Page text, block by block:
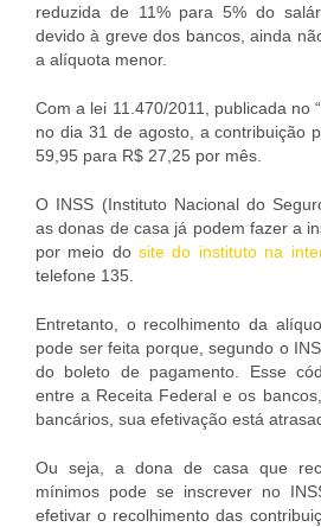
reduzida de 11% para 5% do
devido à greve dos bancos, ainda
a alíquota menor.
Com a lei 11.470/2011, publicada no
no dia 31 de agosto, a contribuição
59,95 para R$ 27,25 por mês.
O INSS (Instituto Nacional do
as donas de casa já podem fazer a
por meio dosite do instituto na
telefone 135.
Entretanto, o recolhimento da
pode ser feita porque, segundo o
do boleto de pagamento. Esse
entre a Receita Federal e os
bancários, sua efetivação está
Ou seja, a dona de casa que
mínimos pode se inscrever no
efetivar o recolhimento das